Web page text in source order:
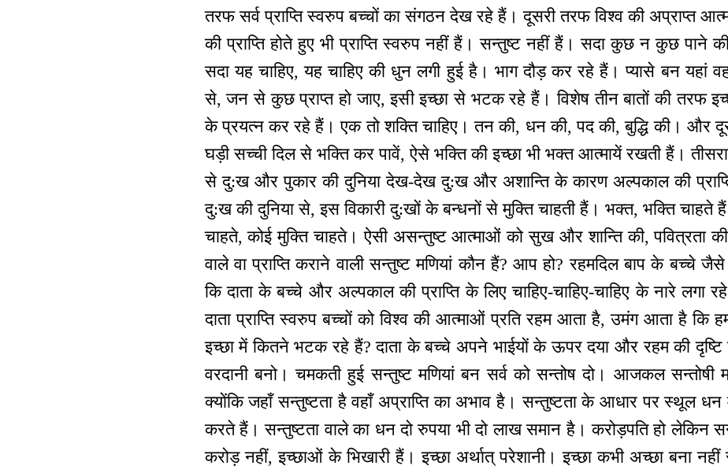
तरफ सर्व प्राप्ति स्वरुप बच्चों का संगठन देख रहे हैं। दूसरी तरफ विश्व की अप्राप्त
की प्राप्ति होते हुए भी प्राप्ति स्वरुप नहीं हैं। सन्तुष्ट नहीं हैं। सदा कुछ न कुछ पाने
सदा यह चाहिए, यह चाहिए की धुन लगी हुई है। भाग दौड़ कर रहे हैं। प्यासे बन यहां
से, जन से कुछ प्राप्त हो जाए, इसी इच्छा से भटक रहे हैं। विशेष तीन बातों की तरफ
के प्रयत्न कर रहे हैं। एक तो शक्ति चाहिए। तन की, धन की, पद की, बुद्धि की। और
घड़ी सच्ची दिल से भक्ति कर पावें, ऐसे भक्ति की इच्छा भी भक्त आत्मायें रखती हैं।
से दु:ख और पुकार की दुनिया देख-देख दु:ख और अशान्ति के कारण अल्पकाल की
दु:ख की दुनिया से, इस विकारी दु:खों के बन्धनों से मुक्ति चाहती हैं। भक्त, भक्ति चाहते
चाहते, कोई मुक्ति चाहते। ऐसी असन्तुष्ट आत्माओं को सुख और शान्ति की, पवित्रता
वाले वा प्राप्ति कराने वाली सन्तुष्ट मणियां कौन हैं? आप हो? रहमदिल बाप के बच्चे
कि दाता के बच्चे और अल्पकाल की प्राप्ति के लिए चाहिए-चाहिए-चाहिए के नारे लगा
दाता प्राप्ति स्वरुप बच्चों को विश्व की आत्माओं प्रति रहम आता है, उमंग आता है कि
इच्छा में कितने भटक रहे हैं? दाता के बच्चे अपने भाईयों के ऊपर दया और रहम की दृष्टि
वरदानी बनो। चमकती हुई सन्तुष्ट मणियां बन सर्व को सन्तोष दो। आजकल सन्तोषी
क्योंकि जहाँ सन्तुष्टता है वहाँ अप्राप्ति का अभाव है। सन्तुष्टता के आधार पर स्थूल
करते हैं। सन्तुष्टता वाले का धन दो रुपया भी दो लाख समान है। करोड़पति हो लेकिन
करोड़ नहीं, इच्छाओं के भिखारी हैं। इच्छा अर्थात् परेशानी। इच्छा कभी अच्छा बना नहीं